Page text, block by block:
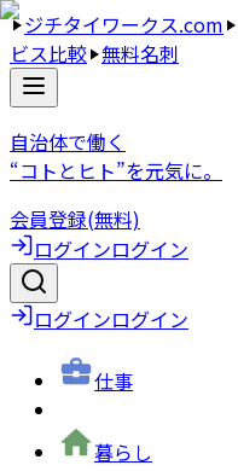
ジチタイワークス.com
ビス比較 無料名刺
自治体で働く
“コトとヒト”を元気に。
会員登録(無料)
ログインログイン
ログインログイン
仕事
暮らし